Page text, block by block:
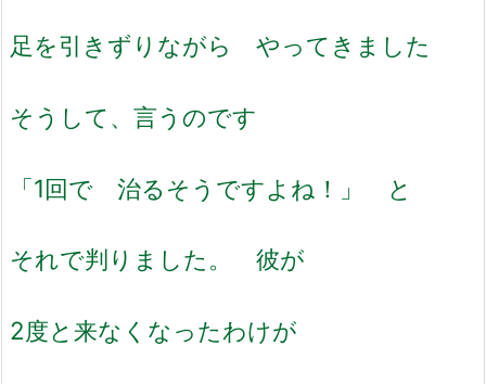
足を引きずりながら やってきました
そうして、言うのです
「1回で 治るそうですよね！」 と
それで判りました。 彼が
2度と来なくなったわけが